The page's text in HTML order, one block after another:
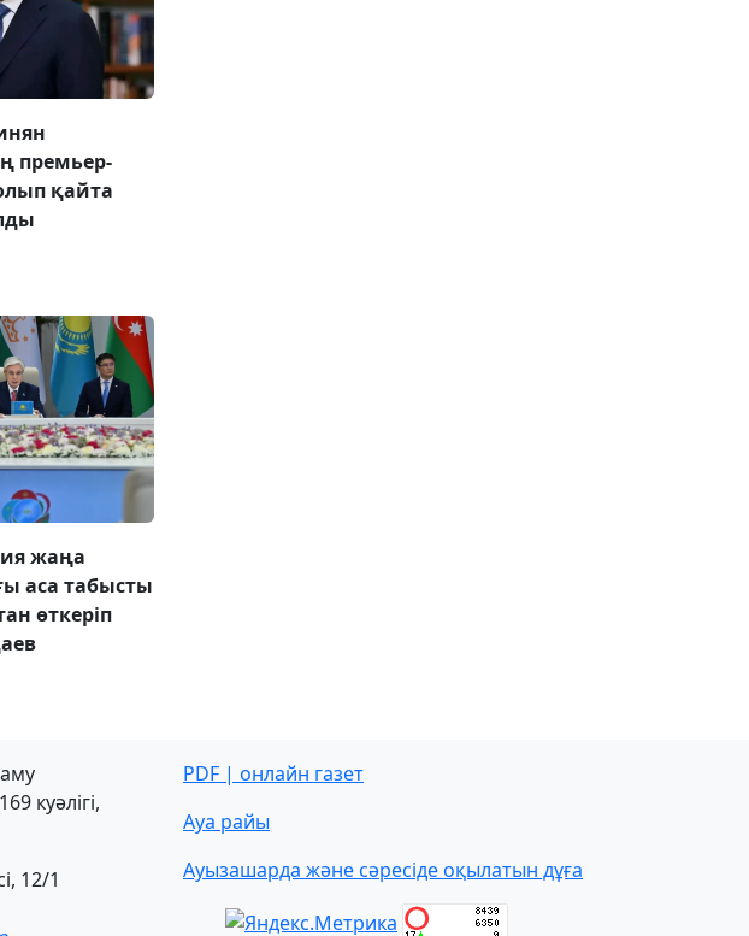
премьер-
қайта
жаңа
аса табысты
өткеріп
куәлігі,
12/1
PDF | онлайн газет
Ауа райы
Ауызашарда және сәресіде оқылатын дұға